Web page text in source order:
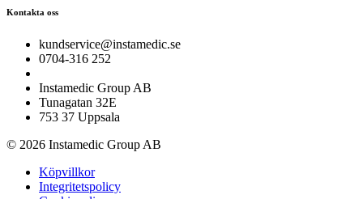
Kontakta oss
kundservice@instamedic.se
0704-316 252
Instamedic Group AB
Tunagatan 32E
753 37 Uppsala
© 2026 Instamedic Group AB
Köpvillkor
Integritetspolicy